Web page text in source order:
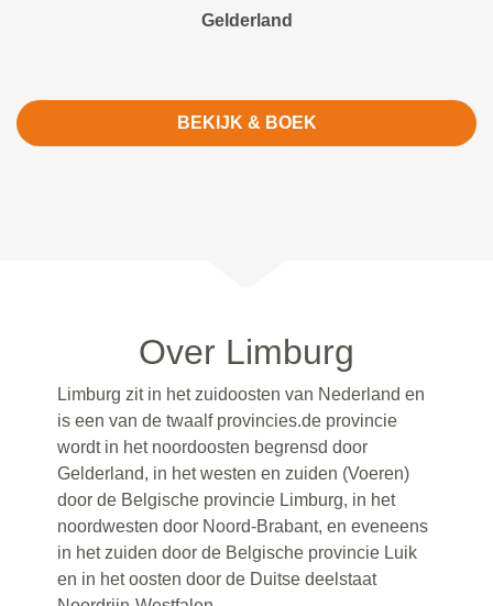
Gelderland
BEKIJK & BOEK
Over Limburg
Limburg zit in het zuidoosten van Nederland en
is een van de twaalf provincies.de provincie
wordt in het noordoosten begrensd door
Gelderland, in het westen en zuiden (Voeren)
door de Belgische provincie Limburg, in het
noordwesten door Noord-Brabant, en eveneens
in het zuiden door de Belgische provincie Luik
en in het oosten door de Duitse deelstaat